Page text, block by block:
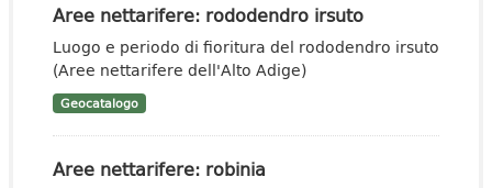
Aree nettarifere: rododendro irsuto
Luogo e periodo di fioritura del rododendro irsuto
(Aree nettarifere dell'Alto Adige)
Geocatalogo
Aree nettarifere: robinia